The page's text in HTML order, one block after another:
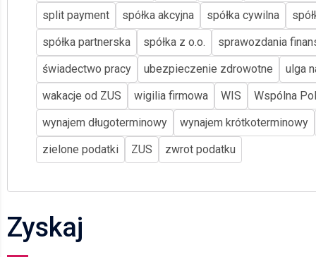
split payment
spółka akcyjna spółka cywilna
spółka partnerska
spółka z o.o.
sprawozdania
świadectwo pracy
ubezpieczenie zdrowotne
ulga
wakacje od ZUS
wigilia firmowa WIS
Wspólna
wynajem długoterminowy
wynajem krótkoterminowy
zielone podatki
ZUS zwrot podatku
Zyskaj